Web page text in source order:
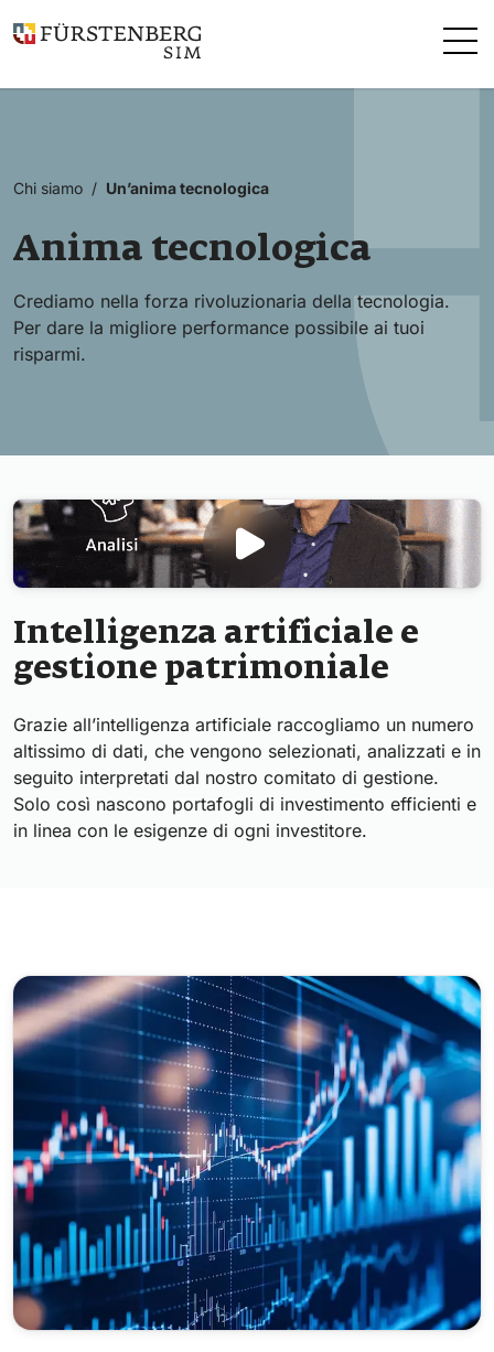
Chi siamo / Un’anima tecnologica
Anima tecnologica
Crediamo nella forza rivoluzionaria della tecnologia.
Per dare la migliore performance possibile ai tuoi
risparmi.
Intelligenza artificiale e
gestione patrimoniale
Grazie all’intelligenza artificiale raccogliamo un numero
altissimo di dati, che vengono selezionati, analizzati e in
seguito interpretati dal nostro comitato di gestione.
Solo così nascono portafogli di investimento efficienti e
in linea con le esigenze di ogni investitore.